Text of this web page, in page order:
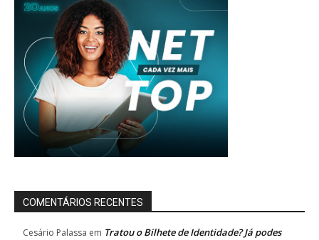
COMENTÁRIOS RECENTES
Cesário Palassa em Tratou o Bilhete de Identidade? Já podes